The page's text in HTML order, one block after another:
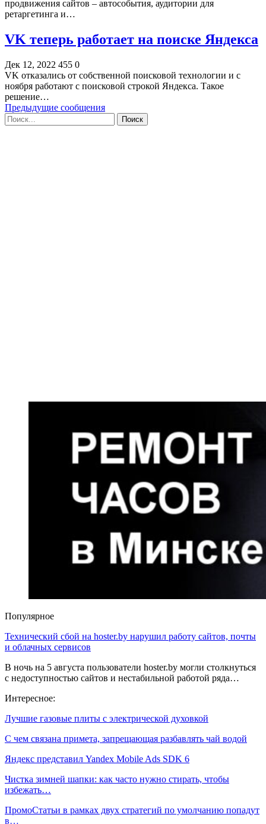
продвижения сайтов – автособытия, аудитории для
ретаргетинга и…
VK теперь работает на поиске Яндекса
Дек 12, 2022 455 0
VK отказались от собственной поисковой технологии и с
ноября работают с поисковой строкой Яндекса. Такое
решение…
Предыдущие сообщения
Популярное
Технический сбой на hoster.by нарушил работу сайтов, почты
и облачных сервисов
В ночь на 5 августа пользователи hoster.by могли столкнуться
с недоступностью сайтов и нестабильной работой ряда…
Интересное:
Лучшие газовые плиты с электрической духовкой
С чем связана примета, запрещающая разбавлять чай водой
Яндекс представил Yandex Mobile Ads SDK 6
Чистка зимней шапки: как часто нужно стирать, чтобы
избежать…
ПромоСтатьи в рамках двух стратегий по умолчанию попадут
в…